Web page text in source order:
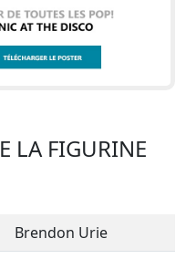
LA FIGURINE
Brendon Urie